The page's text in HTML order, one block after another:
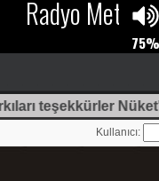
teşekkürler
Kullanıcı: